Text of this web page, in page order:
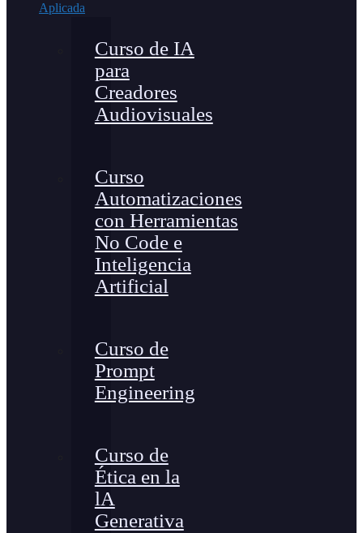
Aplicada
Curso de IA
para
Creadores
Audiovisuales
Curso
Automatizaciones
con Herramientas
No Code e
Inteligencia
Artificial
Curso de
Prompt
Engineering
Curso de
Ética en la
lA
Generativa